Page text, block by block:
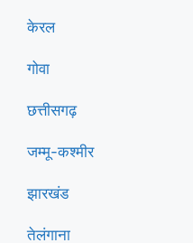
केरल
गोवा
छत्तीसगढ़
जम्मू-कश्मीर
झारखंड
तेलंगाना